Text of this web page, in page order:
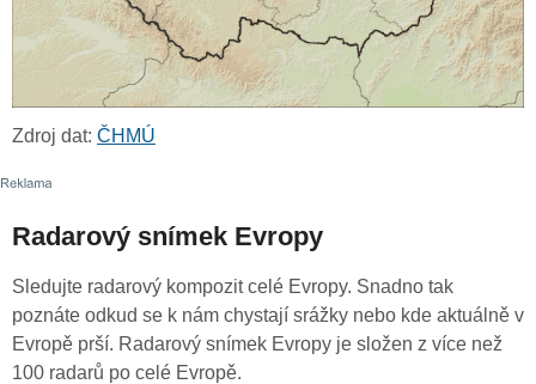
Zdroj dat: ČHMÚ
Radarový snímek Evropy
Sledujte radarový kompozit celé Evropy. Snadno tak
poznáte odkud se k nám chystají srážky nebo kde aktuálně v
Evropě prší. Radarový snímek Evropy je složen z více než
100 radarů po celé Evropě.